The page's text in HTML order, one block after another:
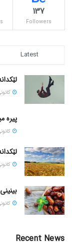
137
Followers
Latest
كانونی
پیره
كانونی
كانونی
كانونی
Recent News